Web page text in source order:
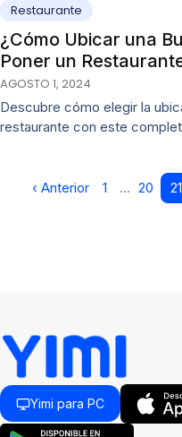
Restaurante
¿Cómo Ubicar una
Poner un
AGOSTO 1, 2024
Descubre cómo elegir la
restaurante con este
‹ Anterior 1 … 20 21
Yimi para PC